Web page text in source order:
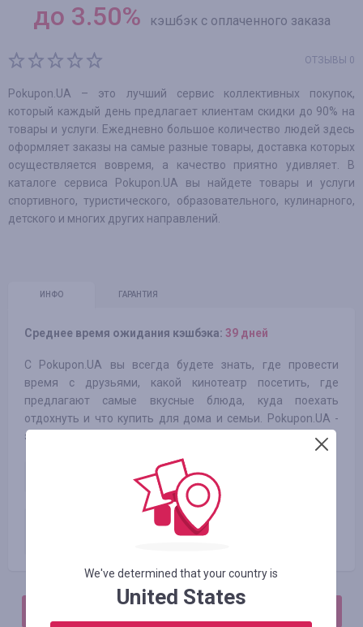
до 3.50% кэшбэк с оплаченного заказа
ОТЗЫВЫ 0
Pokupon.UA – это лучший сервис коллективных покупок,
который каждый день предлагает клиентам скидки до 90% на
товары и услуги. Ежедневно большое количество людей здесь
оформляет заказы на самые разные товары, доставка которых
осуществляется вовремя, а качество приятно удивляет. В
каталоге сервиса Pokupon.UA вы найдете товары и услуги
спортивного, туристического, образовательного, кулинарного,
детского и многих других направлений.
ИНФО ГАРАНТИЯ
Среднее время ожидания кэшбэка: 39 дней
С Pokupon.UA вы всегда будете знать, где провести
время с друзьями, какой кинотеатр посетить, где
предлагают самые вкусные блюда, куда поехать
отдохнуть и что купить для дома и семьи. Pokupon.UA -
это всегда самые выгодные и уникальные предложения.
Оплаченный заказ нового
пользователя
Оплаченный заказ
зарегистрированного
We've determined that your country is
United States